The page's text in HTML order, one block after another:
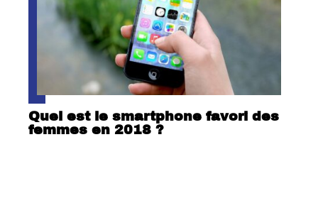
Quel est le smartphone favori des
femmes en 2018 ?